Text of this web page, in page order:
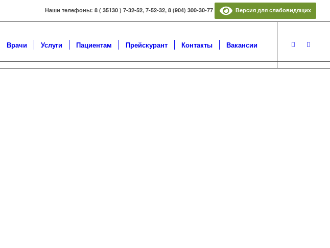
Наши телефоны: 8 ( 35130 ) 7-32-52, 7-52-32, 8 (904) 300-30-77 Версия для слабовидящих
Врачи Услуги Пациентам Прейскурант Контакты Вакансии